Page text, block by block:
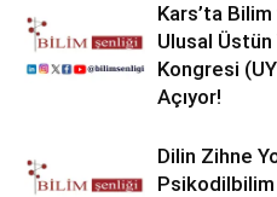
Kars’ta Bilim
Ulusal
Kongresi
Açıyor!
Dilin Zihne
Psikodilbilim